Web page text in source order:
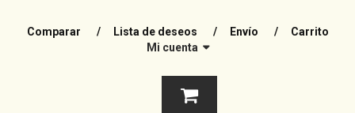
Comparar Lista de deseos Envío
Carrito
Mi cuenta